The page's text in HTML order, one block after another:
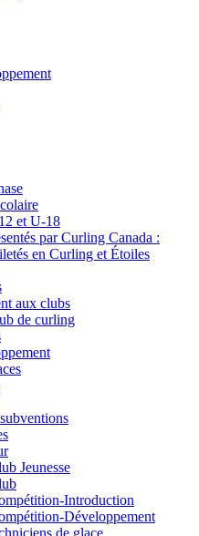
et U-18
par Curling Canada :
en Curling et Étoiles
aux clubs
de curling
Jeunesse
Introduction
Développement
de glace